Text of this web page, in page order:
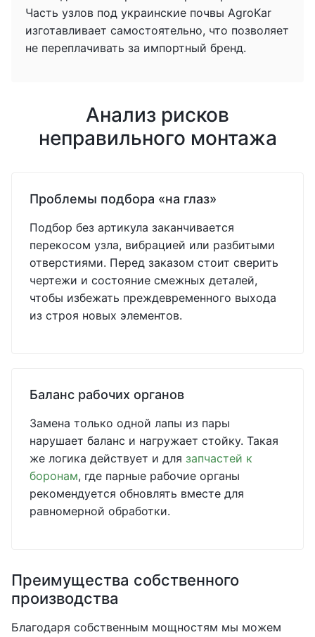
Часть узлов под украинские почвы AgroKar
изготавливает самостоятельно, что позволяет
не переплачивать за импортный бренд.
Анализ рисков
неправильного монтажа
Проблемы подбора «на глаз»
Подбор без артикула заканчивается
перекосом узла, вибрацией или разбитыми
отверстиями. Перед заказом стоит сверить
чертежи и состояние смежных деталей,
чтобы избежать преждевременного выхода
из строя новых элементов.
Баланс рабочих органов
Замена только одной лапы из пары
нарушает баланс и нагружает стойку. Такая
же логика действует и для запчастей к
боронам, где парные рабочие органы
рекомендуется обновлять вместе для
равномерной обработки.
Преимущества собственного
производства
Благодаря собственным мощностям мы можем